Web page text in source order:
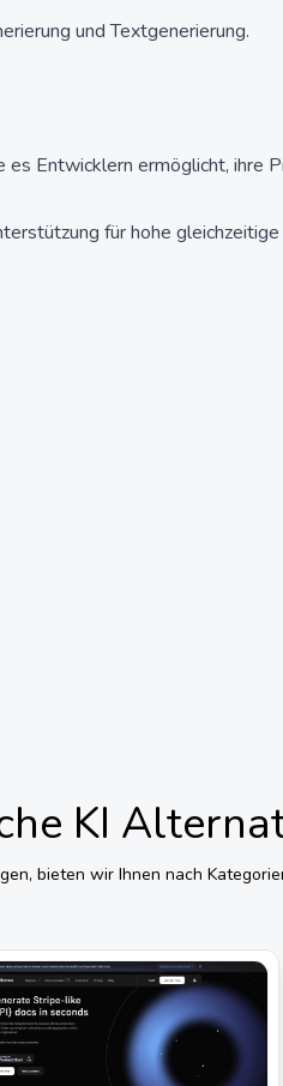
und Textgenerierung.
Entwicklern ermöglicht, ihre
für hohe gleichzeitige
KI
bieten wir Ihnen nach